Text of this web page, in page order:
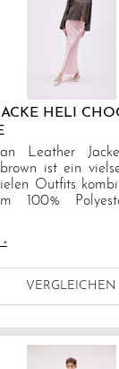
HELI
Leather
ist ein
Outfits
100%
*
VERGLEICHEN